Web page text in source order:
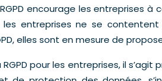
encourage les
entreprises ne se
elles sont en mesure de
pour les entreprises, il